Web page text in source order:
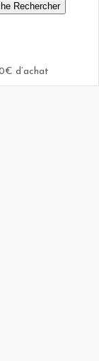
Rechercher
d’achat